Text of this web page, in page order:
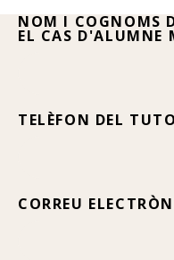
NOM I COGNOMS
EL CAS D'ALUMNE
TELÈFON DEL
CORREU